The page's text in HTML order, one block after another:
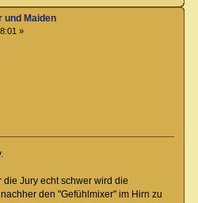
und Maiden
»
Jury echt schwer wird die
den "Gefühlmixer" im Hirn zu